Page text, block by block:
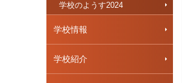
学校のようす2024
学校情報
学校紹介